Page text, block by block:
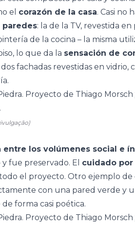
el corazón de la casa. Casi no
paredes: la de la TV, revestida
de la cocina – la misma
lo que da la sensación de
fachadas revestidas en
entre los volúmenes social e
fue preservado. El cuidado
el proyecto. Otro ejemplo de
con una pared verde y
de forma casi poética.